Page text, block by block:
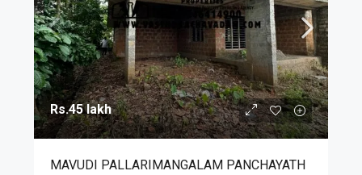
Rs.45 lakh
MAVUDI PALLARIMANGALAM PANCHAYATH